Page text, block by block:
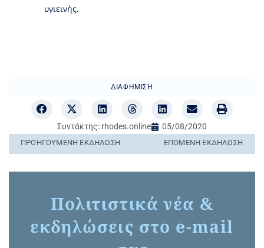
υγιεινής.
ΔΙΑΦΉΜΙΣΗ
Συντάκτης: rhodes.online 05/08/2020
ΠΡΟΗΓΟΎΜΕΝΗ ΕΚΔΉΛΩΣΗ ΕΠΌΜΕΝΗ ΕΚΔΉΛΩΣΗ
Πολιτιστικά νέα &
εκδηλώσεις στο e-mail